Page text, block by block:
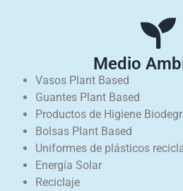
Medio
Vasos Plant Based
Guantes Plant Based
Productos de Higiene
Bolsas Plant Based
Uniformes de plásticos
Energía Solar
Reciclaje